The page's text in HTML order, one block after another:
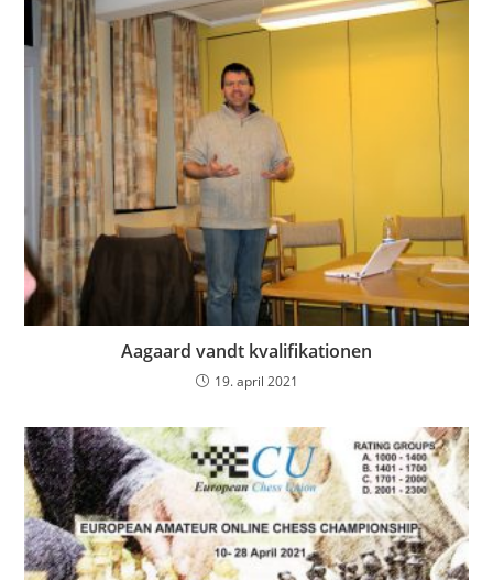
Aagaard vandt kvalifikationen
19. april 2021